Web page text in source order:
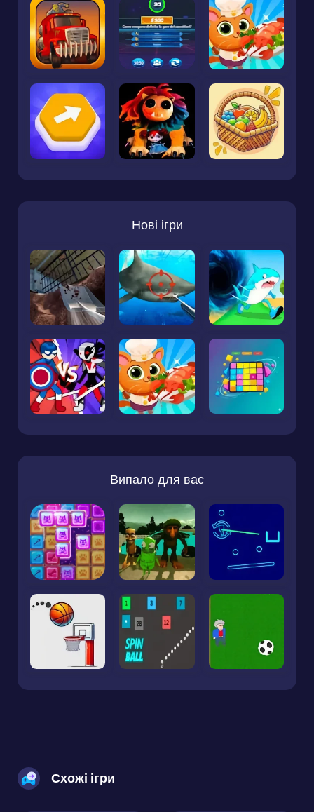
Нові ігри
Випало для вас
Схожі ігри